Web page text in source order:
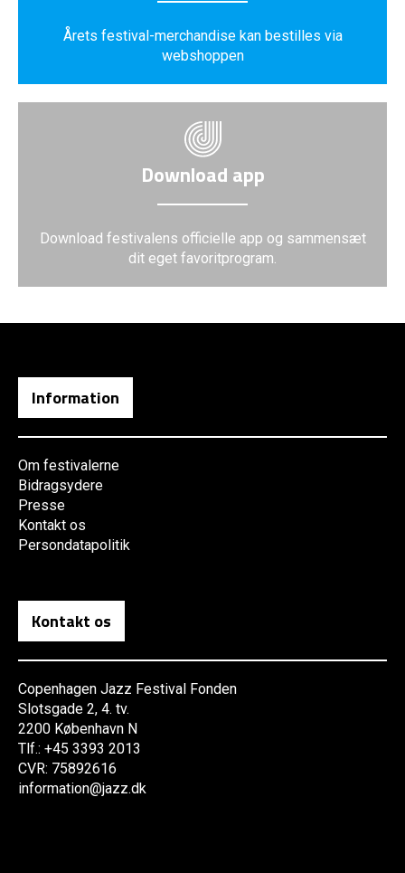
Årets festival-merchandise kan bestilles via
webshoppen
Download app
Download festivalens officielle app og sammensæt
dit eget favoritprogram.
Information
Om festivalerne
Bidragsydere
Presse
Kontakt os
Persondatapolitik
Kontakt os
Copenhagen Jazz Festival Fonden
Slotsgade 2, 4. tv.
2200 København N
Tlf.: +45 3393 2013
CVR: 75892616
information@jazz.dk